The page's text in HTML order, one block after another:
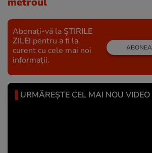
Abonați-vă la ȘTIRILE
ZILEI pentru a fi la
curent cu cele mai noi
informații.
URMĂREȘTE CEL MAI NOU VIDEO